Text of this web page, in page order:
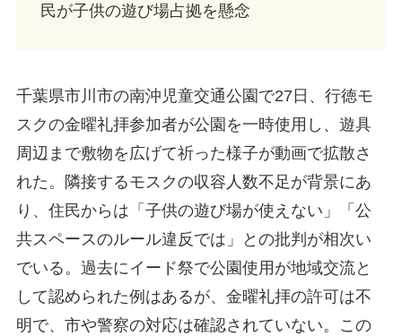
民が子供の遊び場占拠を懸念
千葉県市川市の南沖児童交通公園で27日、行徳モ
スクの金曜礼拝参加者が公園を一時使用し、遊具
周辺まで敷物を広げて祈った様子が動画で拡散さ
れた。隣接するモスクの収容人数不足が背景にあ
り、住民からは「子供の遊び場が使えない」「公
共スペースのルール違反では」との批判が相次い
でいる。過去にイード祭で公園使用が地域交流と
して認められた例はあるが、金曜礼拝の許可は不
明で、市や警察の対応は確認されていない。この